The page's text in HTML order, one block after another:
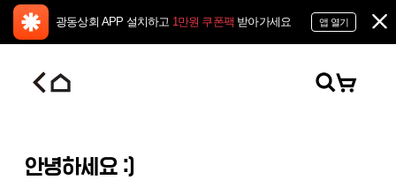
광동상회 APP 설치하고 1만원 쿠폰팩 받아가세요 앱 열기
안녕하세요 :)